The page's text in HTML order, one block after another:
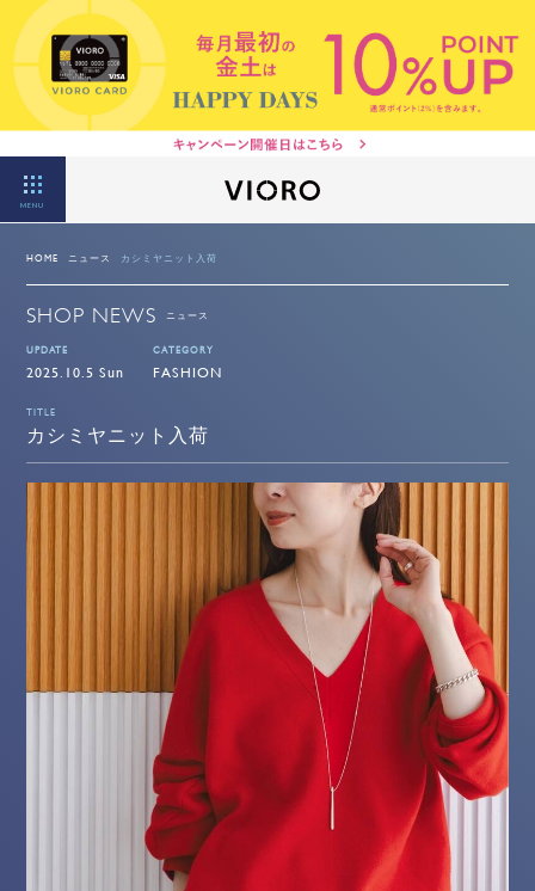
MENU
HOME ニュース カシミヤニット入荷
SHOP NEWS ニュース
UPDATE
2025.10.5 Sun
CATEGORY
FASHION
TITLE
カシミヤニット入荷